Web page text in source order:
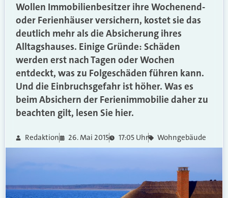
Wollen Immobilienbesitzer ihre Wochenend-
oder Ferienhäuser versichern, kostet sie das
deutlich mehr als die Absicherung ihres
Alltagshauses. Einige Gründe: Schäden
werden erst nach Tagen oder Wochen
entdeckt, was zu Folgeschäden führen kann.
Und die Einbruchsgefahr ist höher. Was es
beim Absichern der Ferienimmobilie daher zu
beachten gilt, lesen Sie hier.
Redaktion 26. Mai 2015 17:05 Uhr Wohngebäude